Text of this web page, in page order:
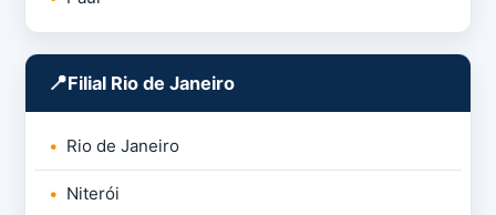
Filial Rio de Janeiro
Rio de Janeiro
Niterói